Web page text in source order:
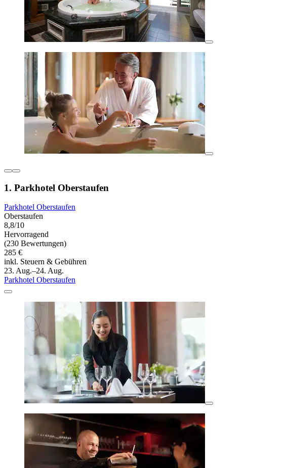
1. Parkhotel Oberstaufen
Parkhotel Oberstaufen
Oberstaufen
8,8/10
Hervorragend
(230 Bewertungen)
285 €
inkl. Steuern & Gebühren
23. Aug.–24. Aug.
Parkhotel Oberstaufen